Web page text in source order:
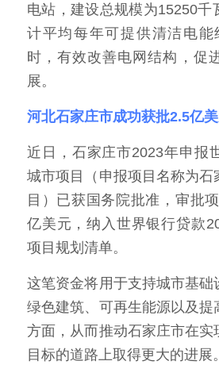
电站，建设总规模为15250千
计平均每年可提供清洁电能
时，有效改善电网结构，促
展。
河北石家庄市成功获批2.5亿
近日，石家庄市2023年申报
城市项目（申报项目名称为石
目）已获国务院批准，审批
亿美元，纳入世界银行贷款
项目规划清单。
这笔资金将用于支持城市基础
绿色建筑、可再生能源以及提
方面，从而推动石家庄市在实
目标的道路上取得更大的进展。